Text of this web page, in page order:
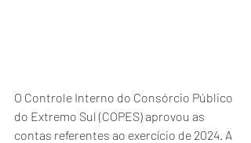
O Controle Interno do Consórcio Público
do Extremo Sul (COPES) aprovou as
contas referentes ao exercício de 2024. A